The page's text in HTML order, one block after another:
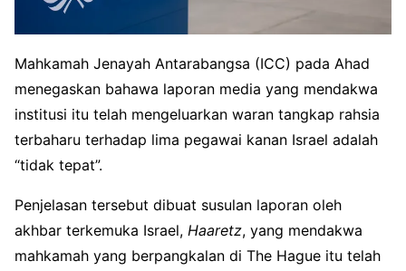
Mahkamah Jenayah Antarabangsa (ICC) pada Ahad
menegaskan bahawa laporan media yang mendakwa
institusi itu telah mengeluarkan waran tangkap rahsia
terbaharu terhadap lima pegawai kanan Israel adalah
“tidak tepat”.
Penjelasan tersebut dibuat susulan laporan oleh
akhbar terkemuka Israel, Haaretz, yang mendakwa
mahkamah yang berpangkalan di The Hague itu telah